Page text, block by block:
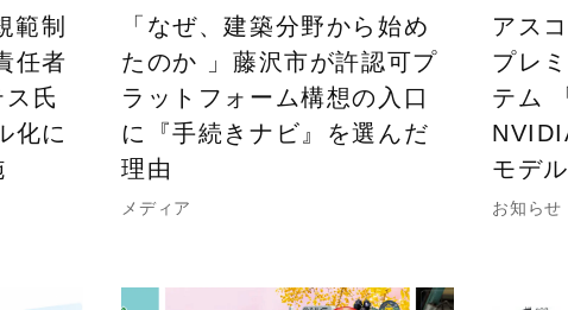
範制
任者
氏
化に
「なぜ、建築分野から始め
たのか 」藤沢市が許認可プ
ラットフォーム構想の入口
に『手続きナビ』を選んだ
理由
メディア
アス
プレ
テム
モデ
お知らせ